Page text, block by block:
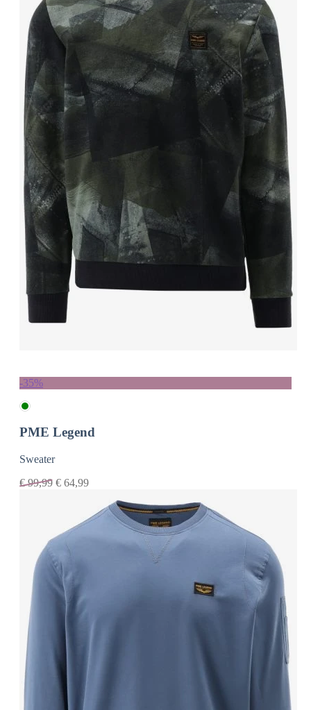
-35%
PME Legend
Sweater
€99,99 € 64,99